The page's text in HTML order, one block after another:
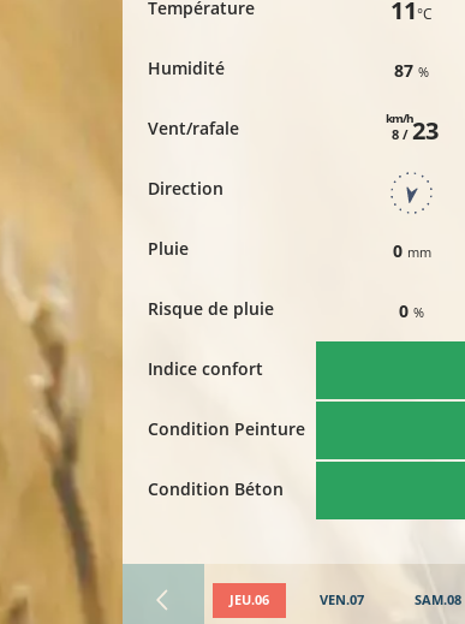
Température
Humidité
Vent/rafale
Direction
Pluie
Risque de pluie
Indice confort
Condition Peinture
Condition Béton
11°C
87%
8 /
km/h23
0 mm
0%
JEU.06 VEN.07 SAM.08